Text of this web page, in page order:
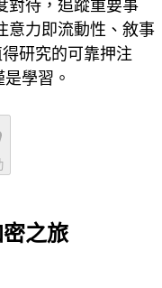
對待，追蹤重要事
意力即流動性、敘事
研究的可靠押注
學習。
之旅